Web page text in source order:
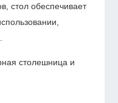
стол обеспечивает
столешница и
и